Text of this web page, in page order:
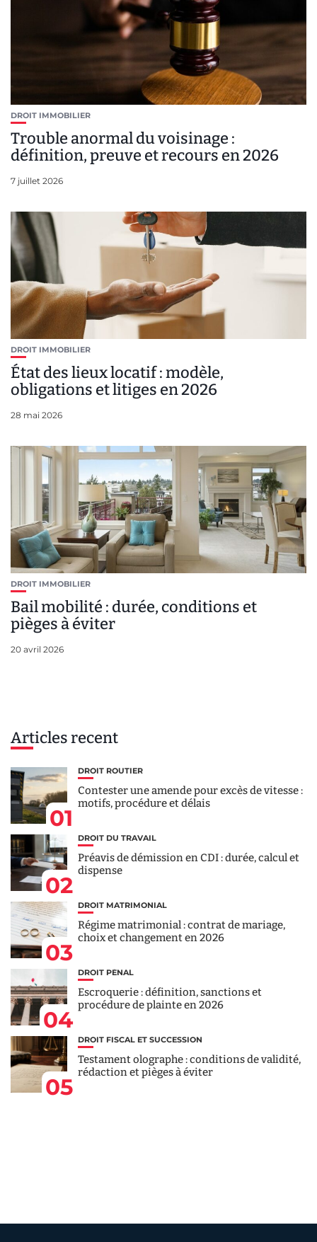
DROIT IMMOBILIER
Trouble anormal du voisinage :
définition, preuve et recours en 2026
7 juillet 2026
DROIT IMMOBILIER
État des lieux locatif : modèle,
obligations et litiges en 2026
28 mai 2026
DROIT IMMOBILIER
Bail mobilité : durée, conditions et
pièges à éviter
20 avril 2026
Articles recent
01
DROIT ROUTIER
Contester une amende pour excès de vitesse :
motifs, procédure et délais
02
DROIT DU TRAVAIL
Préavis de démission en CDI : durée, calcul et
dispense
03
DROIT MATRIMONIAL
Régime matrimonial : contrat de mariage,
choix et changement en 2026
04
DROIT PÉNAL
Escroquerie : définition, sanctions et
procédure de plainte en 2026
05
DROIT FISCAL ET SUCCESSION
Testament olographe : conditions de validité,
rédaction et pièges à éviter